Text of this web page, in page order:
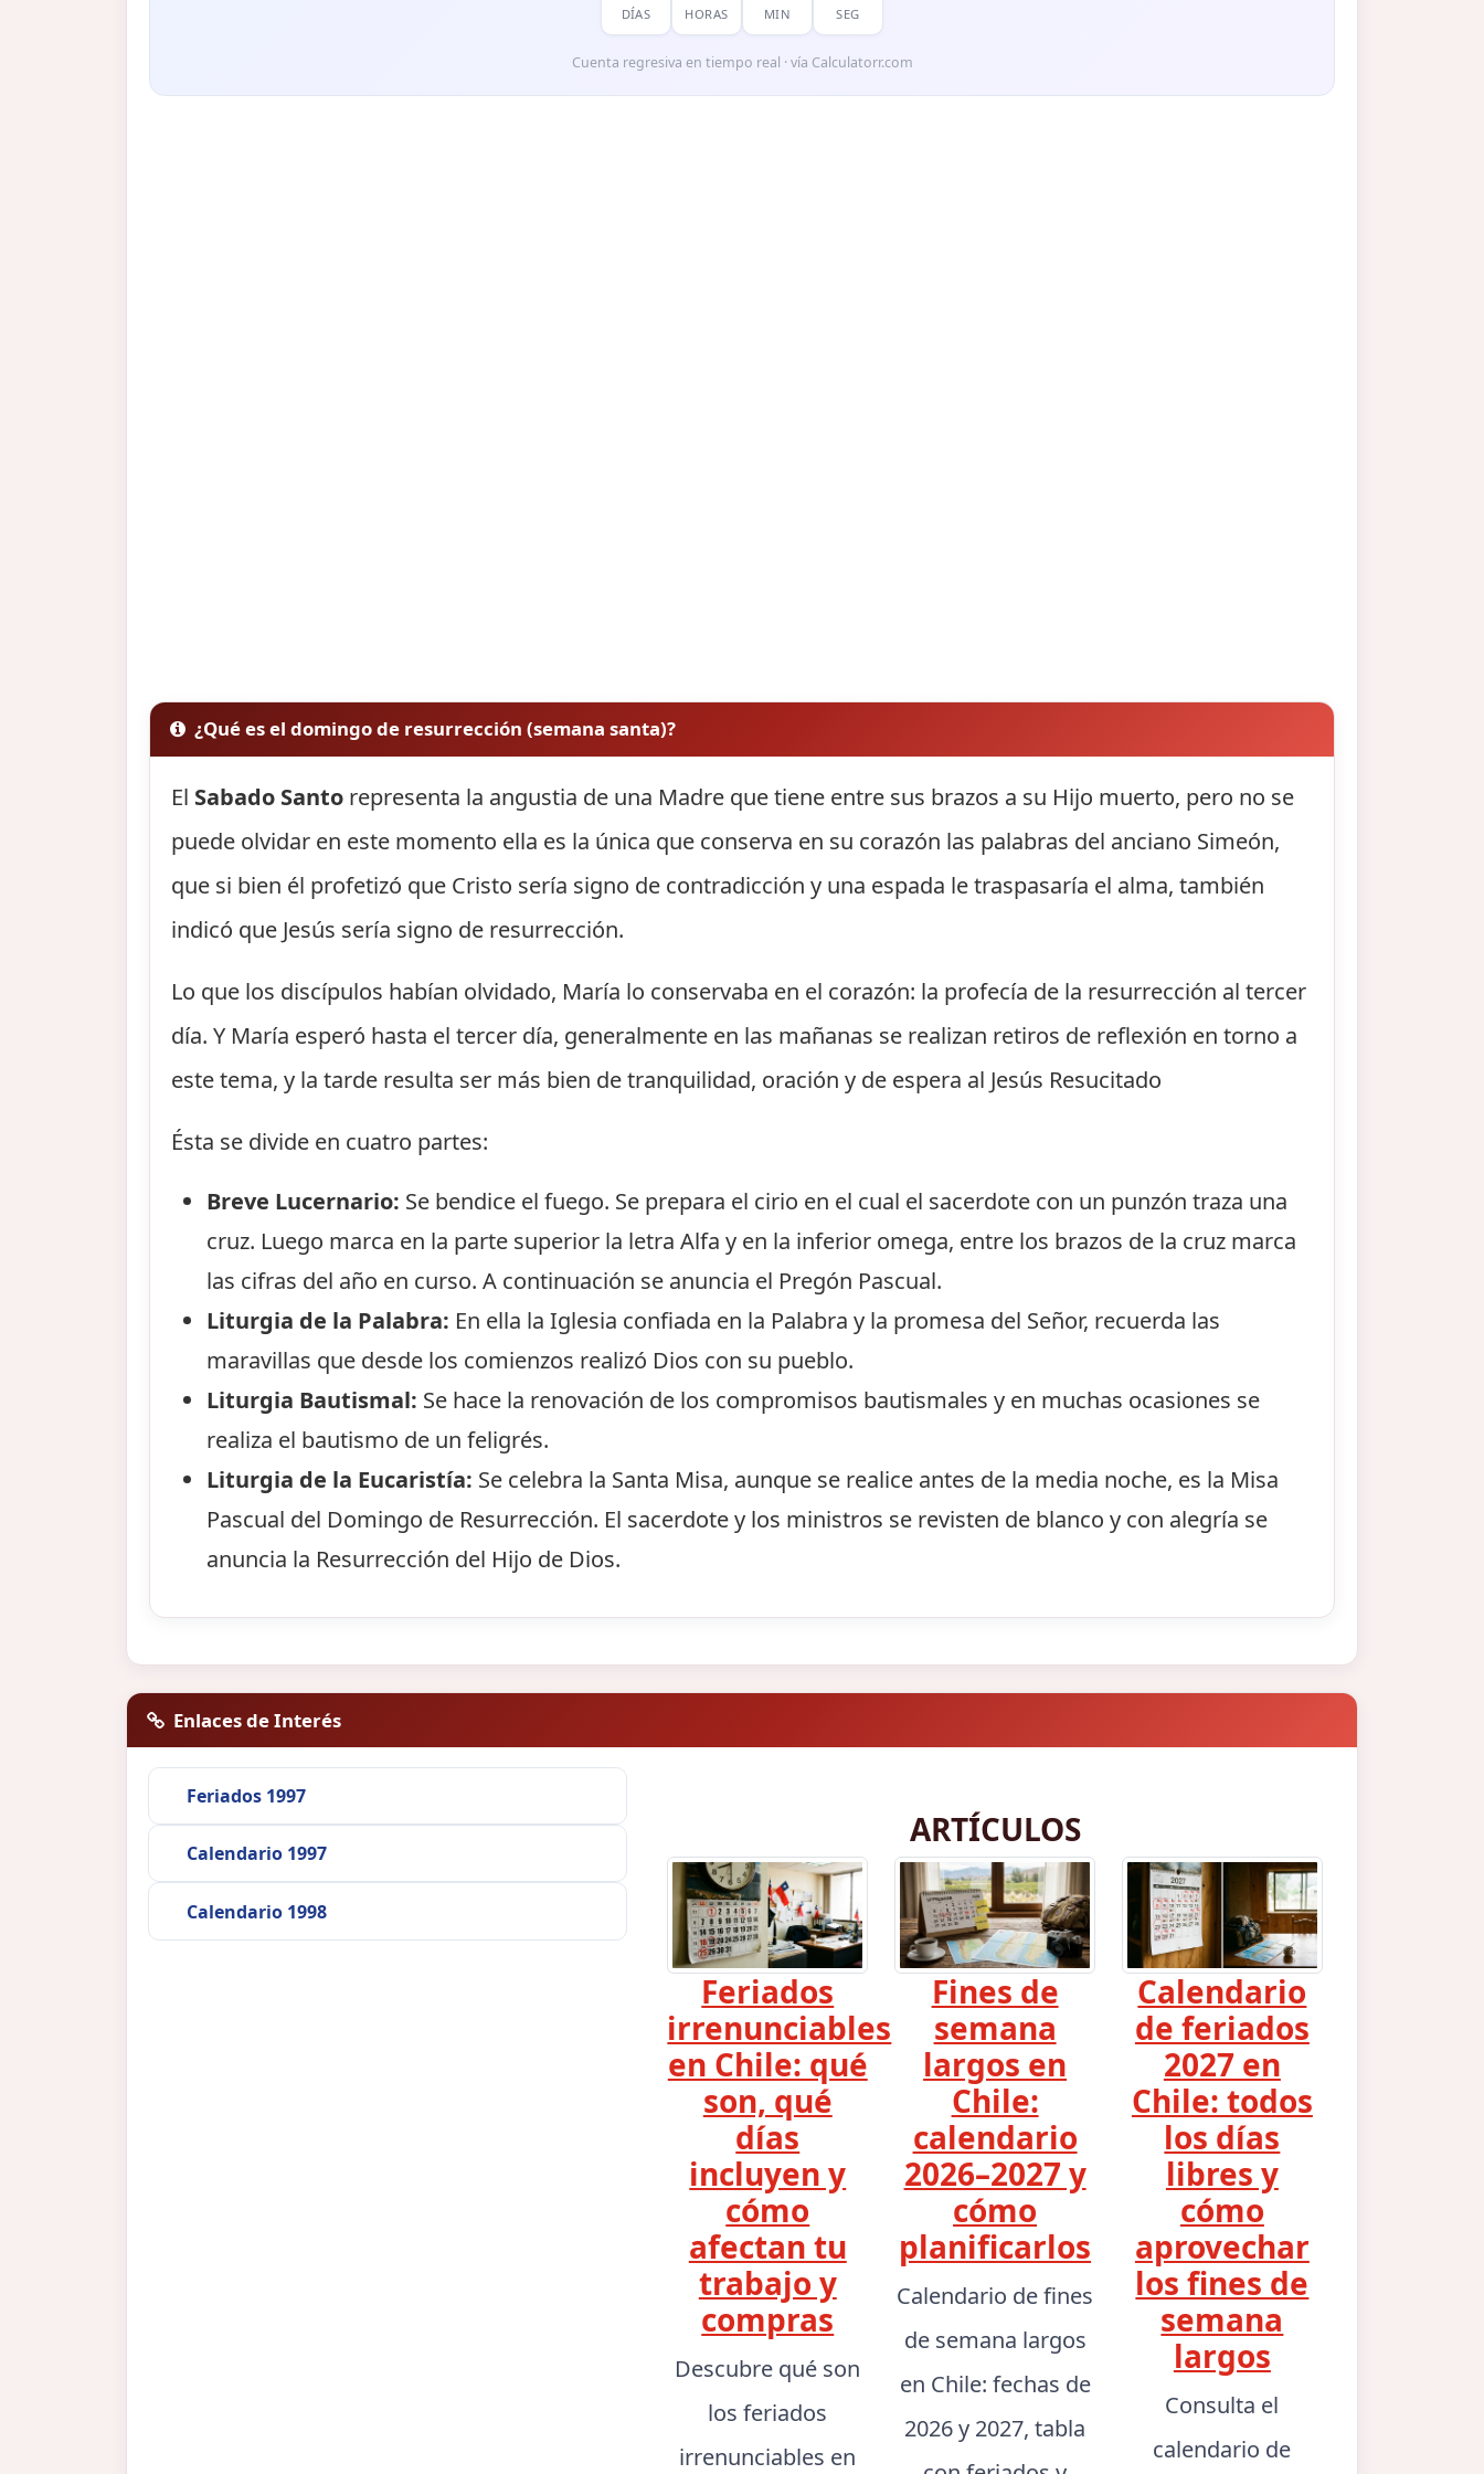
DÍAS HORAS MIN SEG
Cuenta regresiva en tiempo real · vía Calculatorr.com
¿Qué es el domingo de resurrección (semana santa)?
El Sabado Santo representa la angustia de una Madre que tiene entre sus brazos a su Hijo muerto, pero no se
puede olvidar en este momento ella es la única que conserva en su corazón las palabras del anciano Simeón,
que si bien él profetizó que Cristo sería signo de contradicción y una espada le traspasaría el alma, también
indicó que Jesús sería signo de resurrección.
Lo que los discípulos habían olvidado, María lo conservaba en el corazón: la profecía de la resurrección al tercer
día. Y María esperó hasta el tercer día, generalmente en las mañanas se realizan retiros de reflexión en torno a
este tema, y la tarde resulta ser más bien de tranquilidad, oración y de espera al Jesús Resucitado
Ésta se divide en cuatro partes:
Breve Lucernario: Se bendice el fuego. Se prepara el cirio en el cual el sacerdote con un punzón traza una
cruz. Luego marca en la parte superior la letra Alfa y en la inferior omega, entre los brazos de la cruz marca
las cifras del año en curso. A continuación se anuncia el Pregón Pascual.
Liturgia de la Palabra: En ella la Iglesia confiada en la Palabra y la promesa del Señor, recuerda las
maravillas que desde los comienzos realizó Dios con su pueblo.
Liturgia Bautismal: Se hace la renovación de los compromisos bautismales y en muchas ocasiones se
realiza el bautismo de un feligrés.
Liturgia de la Eucaristía: Se celebra la Santa Misa, aunque se realice antes de la media noche, es la Misa
Pascual del Domingo de Resurrección. El sacerdote y los ministros se revisten de blanco y con alegría se
anuncia la Resurrección del Hijo de Dios.
Enlaces de Interés
Feriados 1997
Calendario 1997
Calendario 1998
ARTÍCULOS
Feriados
irrenunciables
en Chile: qué
son, qué
días
incluyen y
cómo
afectan tu
trabajo y
compras
Descubre qué son
los feriados
irrenunciables en
Fines de
semana
largos en
Chile:
calendario
2026–2027 y
cómo
planificarlos
Calendario de fines
de semana largos
en Chile: fechas de
2026 y 2027, tabla
Calendario
de feriados
2027 en
Chile: todos
los días
libres y
cómo
aprovechar
los fines de
semana
largos
Consulta el
calendario de